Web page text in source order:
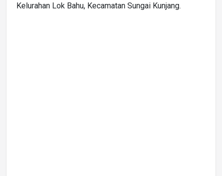
Kelurahan Lok Bahu, Kecamatan Sungai Kunjang.